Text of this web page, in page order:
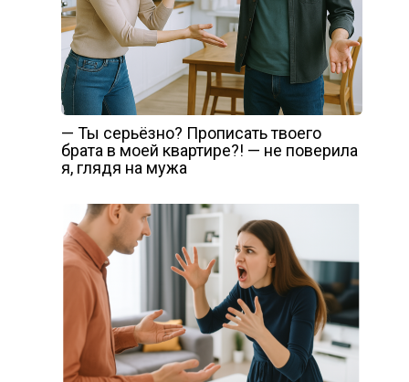
— Ты серьёзно? Прописать твоего
брата в моей квартире?! — не поверила
я, глядя на мужа